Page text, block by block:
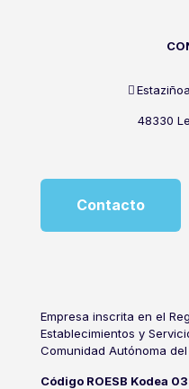
48330
Contacto
Empresa inscrita en el
Establecimientos y
Comunidad Autónoma del
Código ROESB Kodea